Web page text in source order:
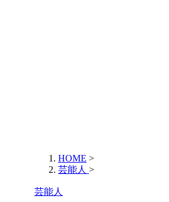
HOME >
芸能人 >
芸能人